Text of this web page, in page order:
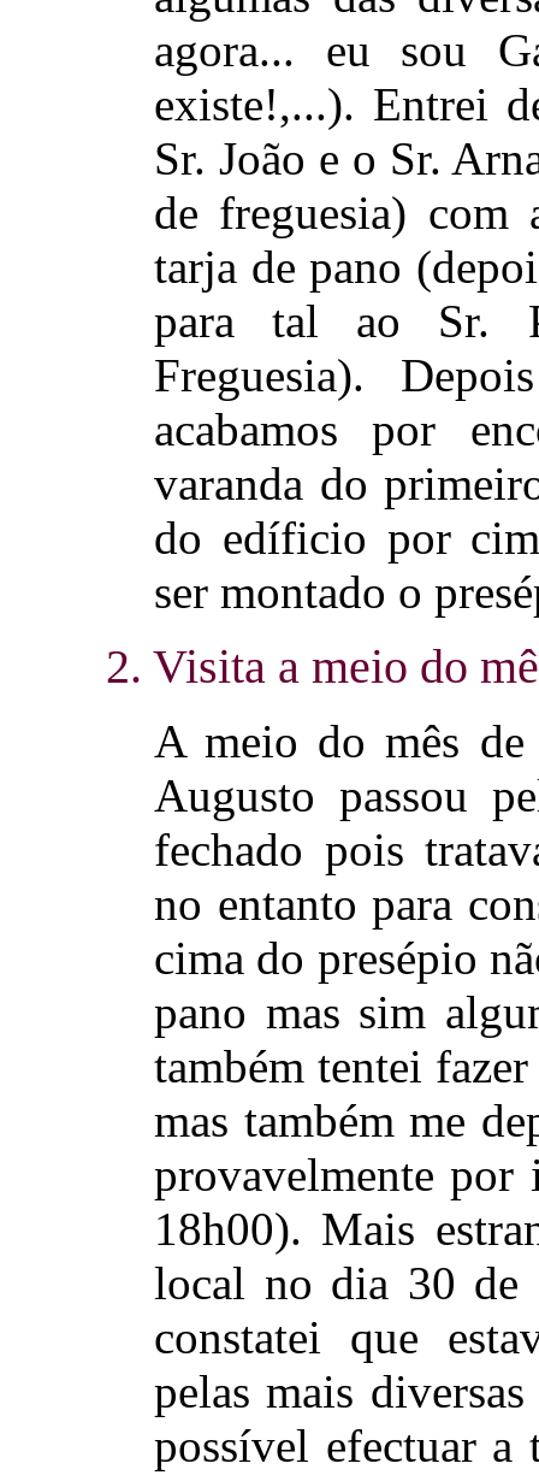
agora... eu sou
existe!,...). Entrei
Sr. João e o Sr.
de freguesia) com
tarja de pano
para tal ao Sr.
Freguesia).
acabamos por
varanda do
do edíficio por
ser montado o
2. Visita a meio do
A meio do mês
Augusto passou
fechado pois
no entanto para
cima do presépio
pano mas sim
também tentei
mas também me
provavelmente por
18h00). Mais
local no dia 30 de
constatei que
pelas mais
possível efectuar